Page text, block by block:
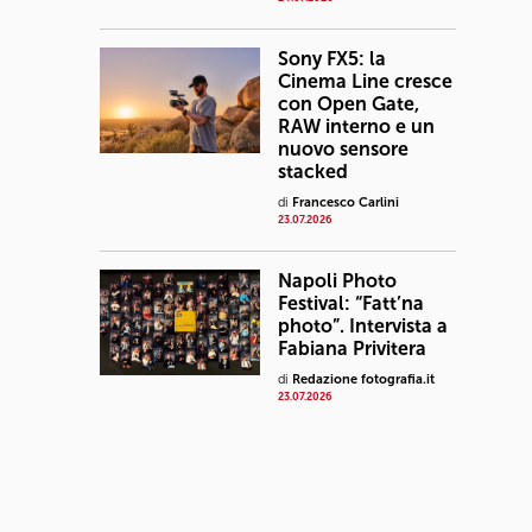
Sony FX5: la
Cinema Line cresce
con Open Gate,
RAW interno e un
nuovo sensore
stacked
di Francesco Carlini
23.07.2026
Napoli Photo
Festival: “Fatt’na
photo”. Intervista a
Fabiana Privitera
di Redazione fotografia.it
23.07.2026